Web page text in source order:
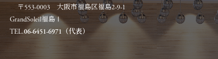
〒553-0003 大阪市福島区福島2-9-1
GrandSoleil福島Ⅰ
TEL.06-6451-6971（代表）